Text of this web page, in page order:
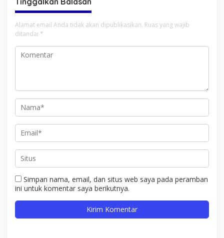
Alamat email Anda tidak akan dipublikasikan. Ruas yang wajib
ditandai *
Simpan nama, email, dan situs web saya pada peramban
ini untuk komentar saya berikutnya.